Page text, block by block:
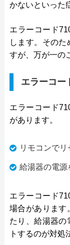
かないといった
エラーコード
します。その
すが、万が一の
エラーコー
エラーコード
があります。
リモコンでリ
給湯器の電源
エラーコード
場合があります
たり、給湯器の
トするのが対処